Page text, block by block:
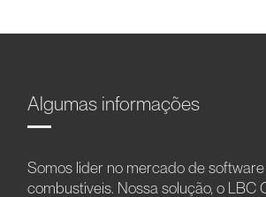
Algumas informações
Somos líder no mercado de
combustíveis. Nossa solução, o LBC